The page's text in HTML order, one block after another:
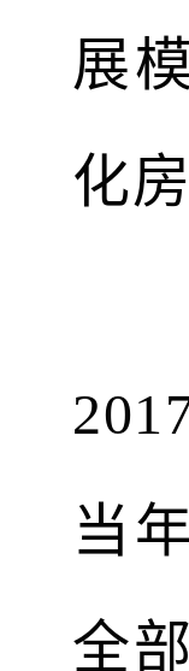
展
化
当
全